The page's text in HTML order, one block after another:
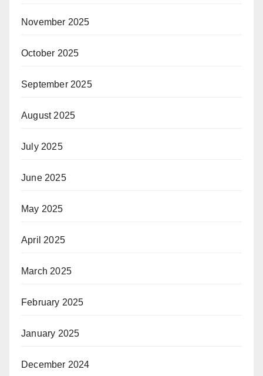
November 2025
October 2025
September 2025
August 2025
July 2025
June 2025
May 2025
April 2025
March 2025
February 2025
January 2025
December 2024